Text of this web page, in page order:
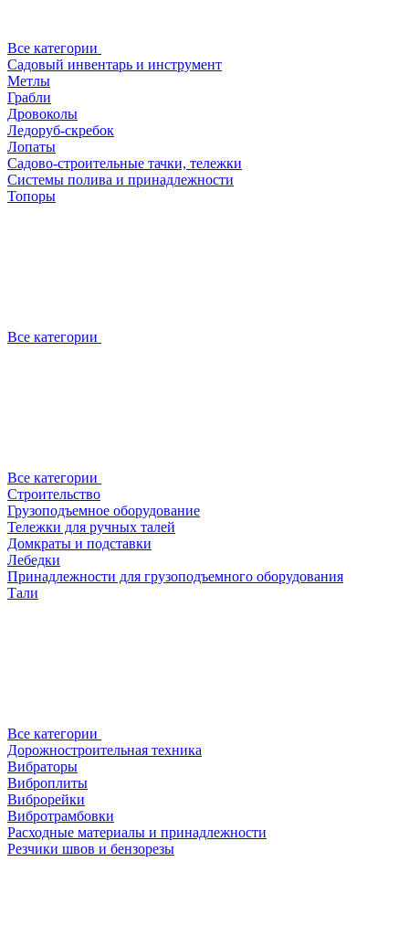
Все категории
Садовый инвентарь и инструмент
Метлы
Грабли
Дровоколы
Ледоруб-скребок
Лопаты
Садово-строительные тачки, тележки
Системы полива и принадлежности
Топоры
Все категории
Все категории
Строительство
Грузоподъемное оборудование
Тележки для ручных талей
Домкраты и подставки
Лебедки
Принадлежности для грузоподъемного оборудования
Тали
Все категории
Дорожностроительная техника
Вибраторы
Виброплиты
Виброрейки
Вибротрамбовки
Расходные материалы и принадлежности
Резчики швов и бензорезы